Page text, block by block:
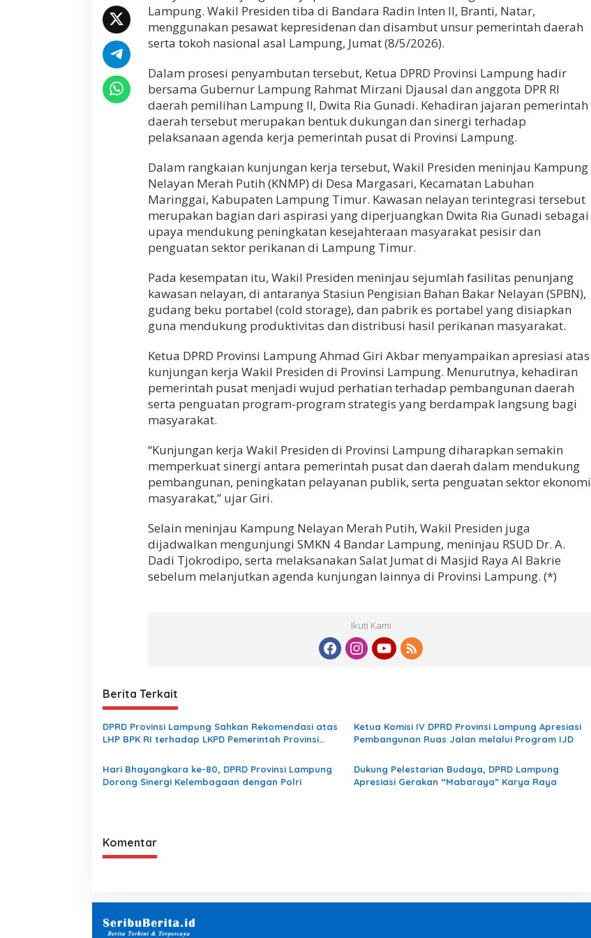
l
P
e
i
d
e
n
R
I
i
n
j
a
K
a
p
n
g
N
a
y
a
n
u
h
a
n
r
i
n
g
g
Lampung. Wakil Presiden tiba di Bandara Radin Inten II, Branti, Natar,
menggunakan pesawat kepresidenan dan disambut unsur pemerintah daerah
serta tokoh nasional asal Lampung, Jumat (8/5/2026).
Dalam prosesi penyambutan tersebut, Ketua DPRD Provinsi Lampung hadir
bersama Gubernur Lampung Rahmat Mirzani Djausal dan anggota DPR RI
daerah pemilihan Lampung II, Dwita Ria Gunadi. Kehadiran jajaran pemerintah
daerah tersebut merupakan bentuk dukungan dan sinergi terhadap
pelaksanaan agenda kerja pemerintah pusat di Provinsi Lampung.
Dalam rangkaian kunjungan kerja tersebut, Wakil Presiden meninjau Kampung
Nelayan Merah Putih (KNMP) di Desa Margasari, Kecamatan Labuhan
Maringgai, Kabupaten Lampung Timur. Kawasan nelayan terintegrasi tersebut
merupakan bagian dari aspirasi yang diperjuangkan Dwita Ria Gunadi sebagai
upaya mendukung peningkatan kesejahteraan masyarakat pesisir dan
penguatan sektor perikanan di Lampung Timur.
Pada kesempatan itu, Wakil Presiden meninjau sejumlah fasilitas penunjang
kawasan nelayan, di antaranya Stasiun Pengisian Bahan Bakar Nelayan (SPBN),
gudang beku portabel (cold storage), dan pabrik es portabel yang disiapkan
guna mendukung produktivitas dan distribusi hasil perikanan masyarakat.
Ketua DPRD Provinsi Lampung Ahmad Giri Akbar menyampaikan apresiasi atas
kunjungan kerja Wakil Presiden di Provinsi Lampung. Menurutnya, kehadiran
pemerintah pusat menjadi wujud perhatian terhadap pembangunan daerah
serta penguatan program-program strategis yang berdampak langsung bagi
masyarakat.
“Kunjungan kerja Wakil Presiden di Provinsi Lampung diharapkan semakin
memperkuat sinergi antara pemerintah pusat dan daerah dalam mendukung
pembangunan, peningkatan pelayanan publik, serta penguatan sektor ekonomi
masyarakat,” ujar Giri.
Selain meninjau Kampung Nelayan Merah Putih, Wakil Presiden juga
dijadwalkan mengunjungi SMKN 4 Bandar Lampung, meninjau RSUD Dr. A.
Dadi Tjokrodipo, serta melaksanakan Salat Jumat di Masjid Raya Al Bakrie
sebelum melanjutkan agenda kunjungan lainnya di Provinsi Lampung. (*)
Ikuti Kami
Berita Terkait
DPRD Provinsi Lampung Sahkan Rekomendasi atas
LHP BPK RI terhadap LKPD Pemerintah Provinsi
Ketua Komisi IV DPRD Provinsi Lampung Apresiasi
Pembangunan Ruas Jalan melalui Program IJD
Hari Bhayangkara ke-80, DPRD Provinsi Lampung
Dorong Sinergi Kelembagaan dengan Polri
Dukung Pelestarian Budaya, DPRD Lampung
Apresiasi Gerakan “Mabaraya” Karya Raya
Komentar